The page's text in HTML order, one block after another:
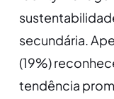
secundária.
(19%)
tendência